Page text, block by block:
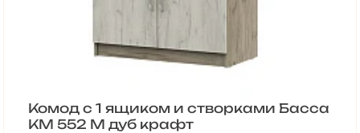
Комод с 1 ящиком и створками Басса
КМ 552 М дуб крафт